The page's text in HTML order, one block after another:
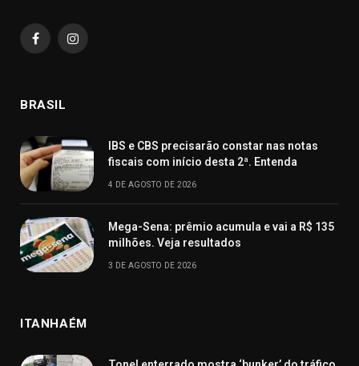
FacebookInstagram
BRASIL
IBS e CBS precisarão constar nas notas
fiscais com início desta 2ª. Entenda
4 DE AGOSTO DE 2026
Mega-Sena: prêmio acumula e vai a R$ 135
milhões. Veja resultados
3 DE AGOSTO DE 2026
ITANHAÉM